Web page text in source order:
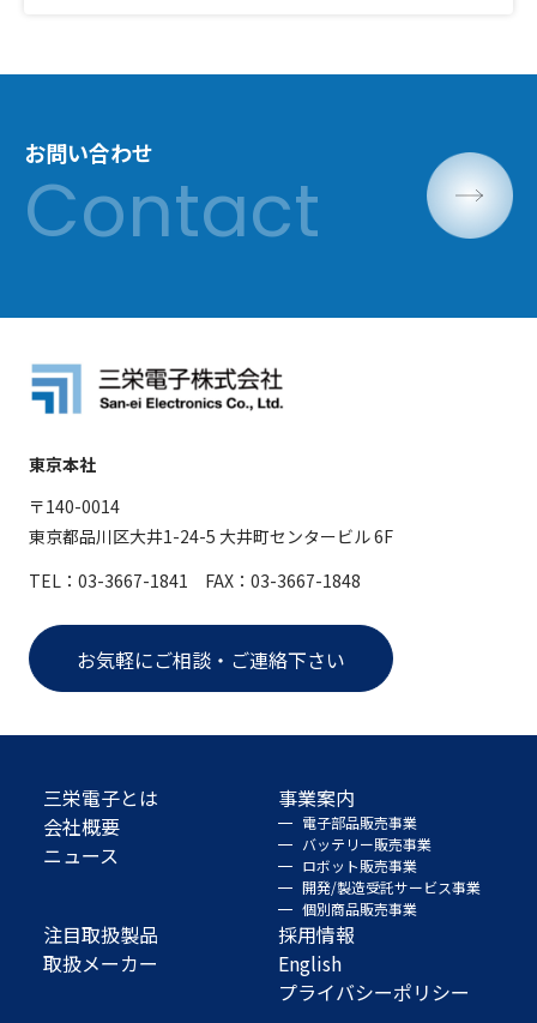
お問い合わせ
東京本社
〒140-0014
東京都品川区大井1-24-5 大井町センタービル 6F
TEL：03-3667-1841 FAX：03-3667-1848
お気軽にご相談・ご連絡下さい
三栄電子とは
会社概要
ニュース
事業案内
電子部品販売事業
バッテリー販売事業
ロボット販売事業
開発/製造受託サービス事業
個別商品販売事業
注目取扱製品
取扱メーカー
採用情報
English
プライバシーポリシー